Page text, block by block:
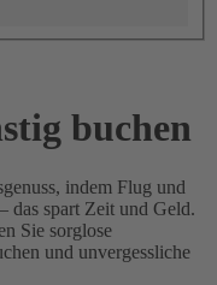
buchen
indem Flug und
das spart Zeit und Geld.
Sie sorglose
und unvergessliche